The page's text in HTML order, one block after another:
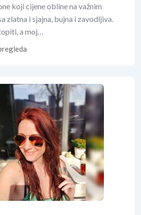
koji cijene obline na važnim
zlatna i sjajna, bujna i zavodljiva.
a moj…